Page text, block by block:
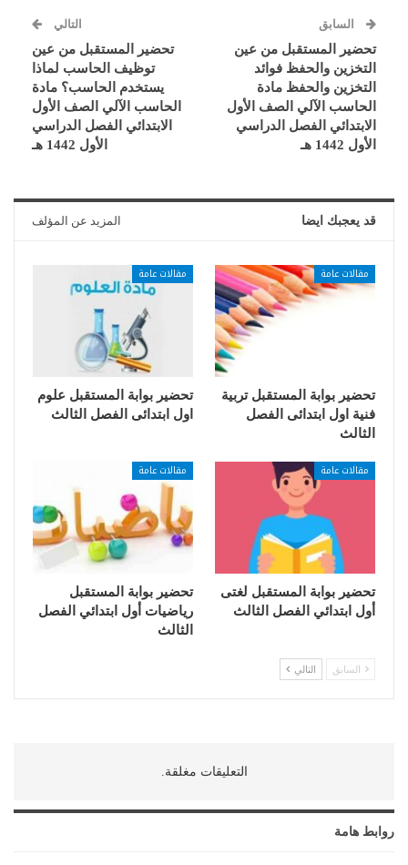
السابق
تحضير المستقبل من عين
التخزين والحفظ فوائد
التخزين والحفظ مادة
الحاسب الآلي الصف الأول
الابتدائي الفصل الدراسي
الأول 1442 هـ
التالي
تحضير المستقبل من عين
توظيف الحاسب لماذا
يستخدم الحاسب؟ مادة
الحاسب الآلي الصف الأول
الابتدائي الفصل الدراسي
الأول 1442 هـ
قد يعجبك ايضا المزيد عن المؤلف
مقالات عامة
تحضير بوابة المستقبل تربية
فنية اول ابتدائى الفصل
الثالث
مقالات عامة
تحضير بوابة المستقبل علوم
اول ابتدائى الفصل الثالث
مقالات عامة
تحضير بوابة المستقبل لغتى
أول ابتدائي الفصل الثالث
مقالات عامة
تحضير بوابة المستقبل
رياضيات أول ابتدائي الفصل
الثالث
السابق التالي
التعليقات مغلقة.
روابط هامة